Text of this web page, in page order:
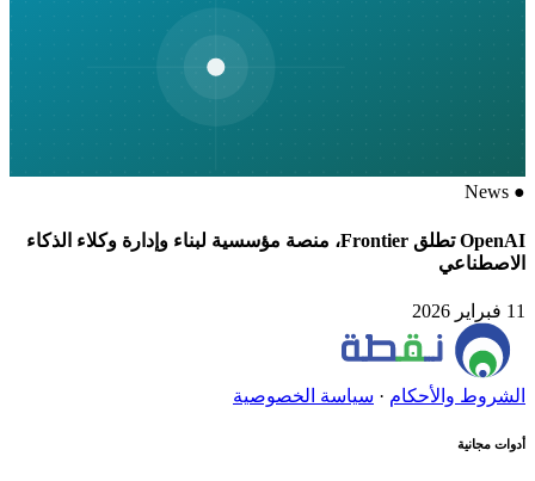
●
News
OpenAI تطلق Frontier، منصة مؤسسية لبناء وإدارة وكلاء الذكاء
الاصطناعي
11 فبراير 2026
الشروط والأحكام· سياسة الخصوصية
أدوات مجانية